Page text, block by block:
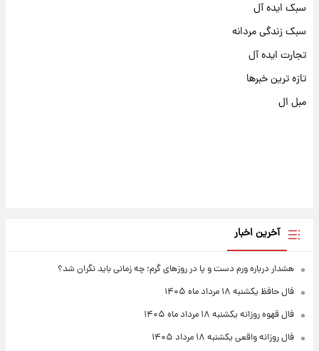
سبک ایده آل
سبک زندگی مردانه
تجارت ایده آل
تازه ترین خبرها
مبل ال
آخرین اخبار
هشدار درباره ورم دست و پا در روزهای گرم؛ چه زمانی باید نگران شد؟
فال حافظ یکشنبه ۱۸ مرداد ماه ۱۴۰۵
فال قهوه روزانه یکشنبه ۱۸ مرداد ماه ۱۴۰۵
فال روزانه واقعی یکشنبه ۱۸ مرداد ۱۴۰۵